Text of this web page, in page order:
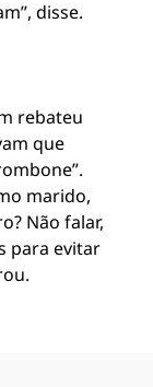
disse.
rebateu
que
marido,
Não falar,
para evitar